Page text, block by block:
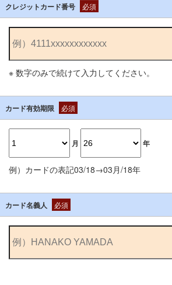
クレジットカード番号 必須
※ 数字のみで続けて入力してください。
カード有効期限 必須
月 年
例）カードの表記03/18→03月/18年
カード名義人 必須